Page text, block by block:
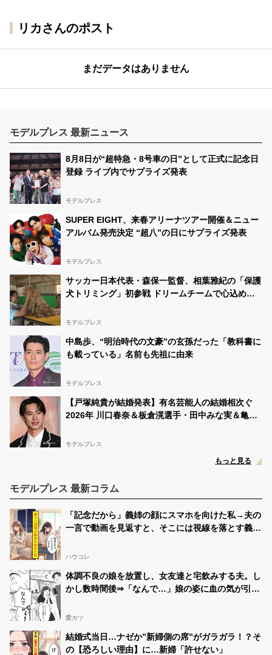
リカさんのポスト
まだデータはありません
モデルプレス 最新ニュース
8月8日が“超特急・8号車の日”として正式に記念日
登録 ライブ内でサプライズ発表
モデルプレス
SUPER EIGHT、来春アリーナツアー開催＆ニュー
アルバム発売決定 “超八”の日にサプライズ発表
モデルプレス
サッカー日本代表・森保一監督、相葉雅紀の「保護
犬トリミング」初参戦 ドリームチームで心込めて
モデルプレス
中島歩、“明治時代の文豪”の玄孫だった「教科書に
も載っている」名前も先祖に由来
モデルプレス
【戸塚純貴が結婚発表】有名芸能人の結婚相次ぐ
2026年 川口春奈＆板倉滉選手・田中みな実＆亀梨
モデルプレス
もっと見る
モデルプレス 最新コラム
「記念だから」義姉の顔にスマホを向けた私→夫の
一言で動画を見返すと、そこには視線を落とす義姉
ハウコレ
体調不良の娘を放置し、女友達と宅飲みする夫。し
かし数時間後⇒「なんで…」娘の姿に血の気が引い
愛カツ
結婚式当日…ナゼか”新婦側の席”がガラガラ！？そ
の【恐ろしい理由】に…新婦「許せない」